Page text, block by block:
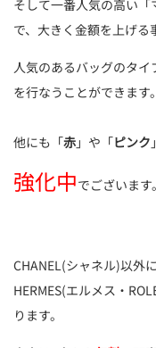
そして一番人気の高い
で、大きく金額を上げる
人気のあるバッグのタ
を行なうことができます。
他にも「赤」や「ピンク
強化中でございます。
CHANEL(シャネル)以外
HERMES(エルメス・
ります。